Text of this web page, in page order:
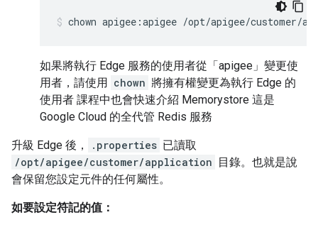
chown apigee:apigee /opt/apigee/customer/
如果將執行 Edge 服務的使用者從「apigee」變更使
用者，請使用 chown 將擁有權變更為執行 Edge 的
使用者 課程中也會快速介紹 Memorystore 這是
Google Cloud 的全代管 Redis 服務
升級 Edge 後， .properties 已讀取
/opt/apigee/customer/application 目錄。也就是說
會保留您設定元件的任何屬性。
如要設定符記的值：